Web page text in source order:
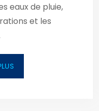
eaux de pluie,
et les